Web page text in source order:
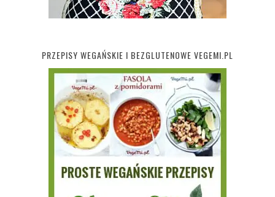
PRZEPISY WEGAŃSKIE I BEZGLUTENOWE VEGEMI.PL